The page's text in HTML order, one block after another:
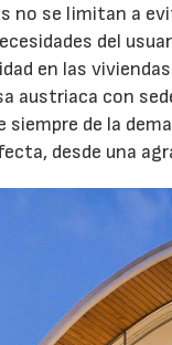
no se limitan a
del
en las
austriaca con
siempre de la
desde una